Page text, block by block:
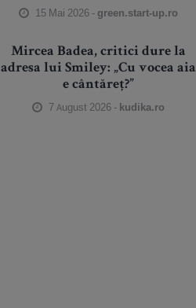
15 Mai 2026 - green.start-up.ro
Mircea Badea, critici dure la
adresa lui Smiley: „Cu vocea aia
e cântăreț?”
7 August 2026 - kudika.ro